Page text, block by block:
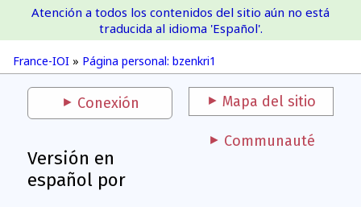
France-IOI
France-IOI » Página personal: bzenkri1
Atención a todos los contenidos del sitio aún no está
traducida al idioma 'Español'.
Conexión Mapa del sitio
Versión en
español por
Communauté